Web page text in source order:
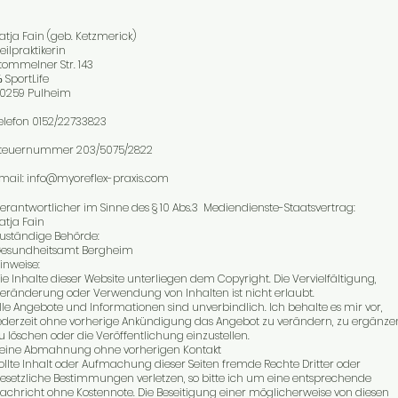
Fain (geb. Ketzmerick)
Str. 143
SportLife
Pulheim
0152/22733823
203/5075/2822
info@myoreflex-praxis.com
im Sinne des § 10 Abs.3 Mediendienste-Staatsvertrag:
Fain
Behörde:
Bergheim
Inhalte dieser Website unterliegen dem Copyright. Die Vervielfältigung,
oder Verwendung von Inhalten ist nicht erlaubt.
Angebote und Informationen sind unverbindlich. Ich behalte es mir vor,
ohne vorherige Ankündigung das Angebot zu verändern, zu
löschen oder die Veröffentlichung einzustellen.
Abmahnung ohne vorherigen Kontakt
Inhalt oder Aufmachung dieser Seiten fremde Rechte Dritter oder
Bestimmungen verletzen, so bitte ich um eine entsprechende
ohne Kostennote. Die Beseitigung einer möglicherweise von diesen